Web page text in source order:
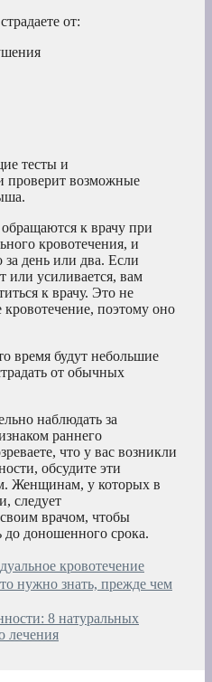
от:
тесты и
проверит возможные
к врачу при
кровотечения, и
день или два. Если
или усиливается, вам
к врачу. Это не
кровотечение, поэтому оно
время будут небольшие
от обычных
наблюдать за
раннего
что у вас возникли
обсудите эти
Женщинам, у которых в
следует
своим врачом, чтобы
до доношенного срока.
кровотечение
нужно знать, прежде чем
8 натуральных
лечения